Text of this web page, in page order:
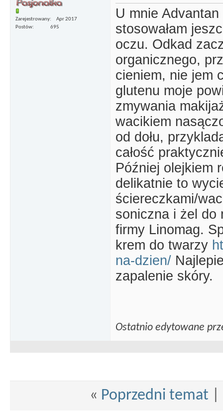
Zarejestrowany
Apr 2017
Postów
695
U mnie
stosowałam
oczu. Odkad
organicznego,
cieniem, nie jem
glutenu moje
zmywania
wacikiem
od dołu,
całość
Później olejkiem
delikatnie to
ściereczkami/
soniczna i żel do
firmy Linomag.
krem do twarzy
na-dzien/
zapalenie skóry.
Ostatnio edytowane
« Poprzedni temat